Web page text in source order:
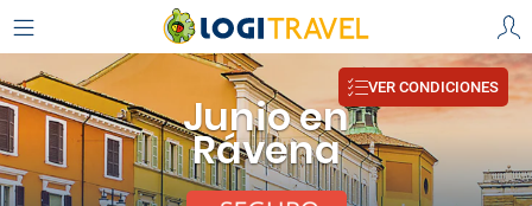
Junio en
Rávena
VER CONDICIONES